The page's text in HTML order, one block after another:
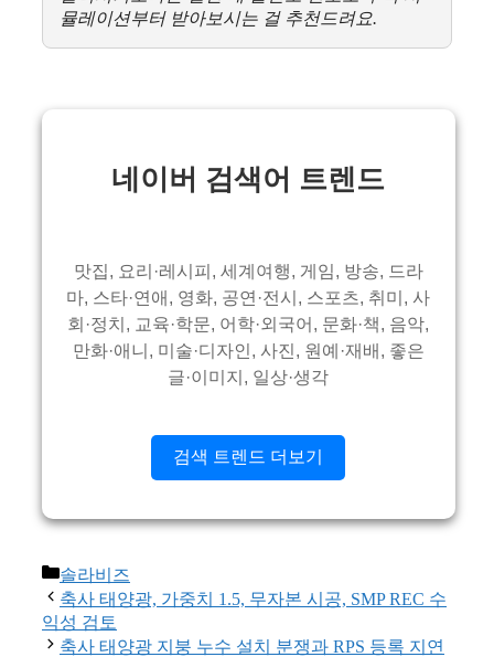
뮬레이션부터 받아보시는 걸 추천드려요.
네이버 검색어 트렌드
맛집, 요리·레시피, 세계여행, 게임, 방송, 드라
마, 스타·연애, 영화, 공연·전시, 스포츠, 취미, 사
회·정치, 교육·학문, 어학·외국어, 문화·책, 음악,
만화·애니, 미술·디자인, 사진, 원예·재배, 좋은
글·이미지, 일상·생각
검색 트렌드 더보기
카
테
고
리
솔라비즈
축사 태양광, 가중치 1.5, 무자본 시공, SMP REC 수
익성 검토
축사 태양광 지붕 누수 설치 분쟁과 RPS 등록 지연